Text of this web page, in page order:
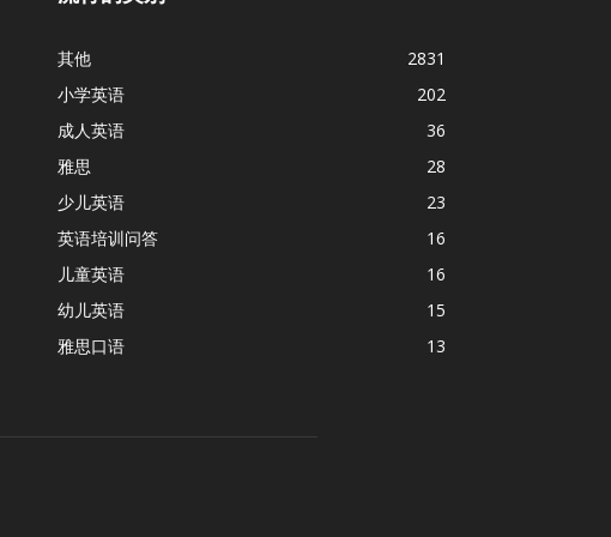
其他
2831
小学英语
202
成人英语
36
雅思
28
少儿英语
23
英语培训问答
16
儿童英语
16
幼儿英语
15
雅思口语
13